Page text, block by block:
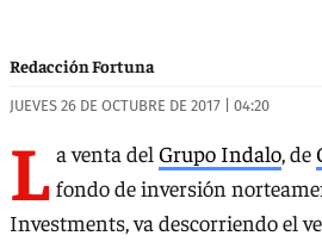
Redacción Fortuna
JUEVES 26 DE OCTUBRE DE 2017 | 04:20
L a venta del Grupo Indalo, de
fondo de inversión
Investments, va descorriendo el